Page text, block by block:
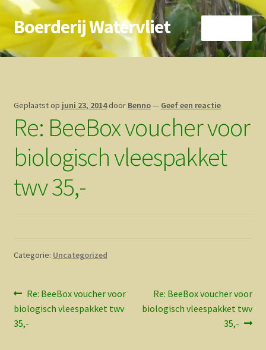
Ga
door
naar
Ga
direct
naar
Boerderij Watervliet
Home
Biokoe
Zorgboerderij
Vrienden van..
Geplaatst op juni 23, 2014 door Benno— Geef een reactie
Re: BeeBox voucher voor
biologisch vleespakket
twv 35,-
Categorie: Uncategorized
Bericht
navigatie
Vorig
bericht:
Re: BeeBox voucher voor
biologisch vleespakket twv
35,-
Volgend
bericht:
Re: BeeBox voucher voor
biologisch vleespakket twv
35,-